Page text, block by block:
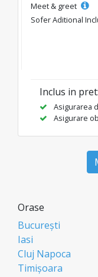
Meet & greet
Sofer Aditional
Inclus in pret:
Asigurarea
Asigurare
Orase
București
Iasi
Cluj Napoca
Timișoara